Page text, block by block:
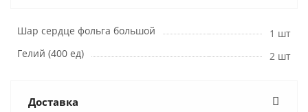
Шар сердце фольга большой
1 шт
Гелий (400 ед)
2 шт
Доставка